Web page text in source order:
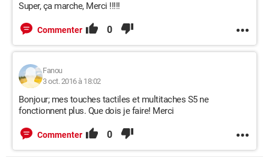
Super, ça marche, Merci !!!!!
Commenter 0
Fanou
3 oct. 2016 à 18:02
Bonjour; mes touches tactiles et multitaches S5 ne
fonctionnent plus. Que dois je faire! Merci
Commenter 0